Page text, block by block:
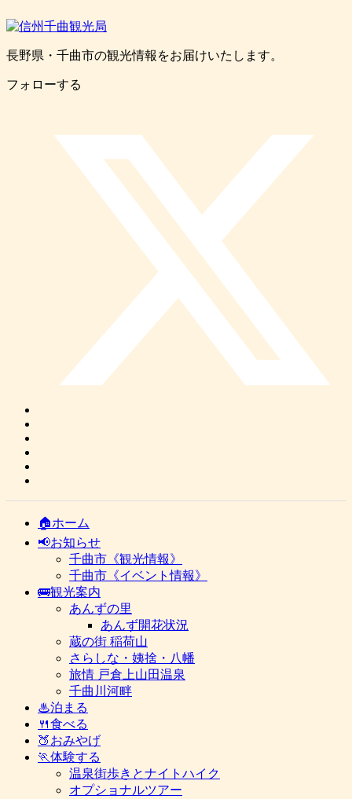
長野県・千曲市の観光情報をお届けいたします。
フォローする
🏠ホーム
📢お知らせ
千曲市《観光情報》
千曲市《イベント情報》
🚌観光案内
あんずの里
あんず開花状況
蔵の街 稲荷山
さらしな・姨捨・八幡
旅情 戸倉上山田温泉
千曲川河畔
♨泊まる
🍴食べる
🍑おみやげ
🏃体験する
温泉街歩きとナイトハイク
オプショナルツアー